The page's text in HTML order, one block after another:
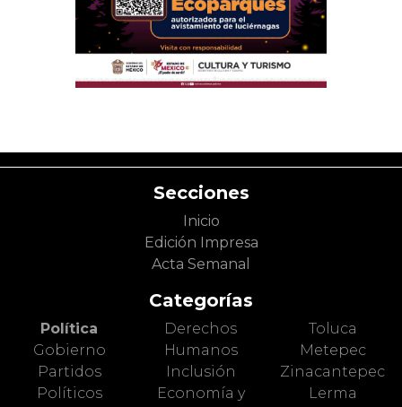
Secciones
Inicio
Edición Impresa
Acta Semanal
Categorías
Política
Gobierno
Partidos
Políticos
Derechos
Humanos
Inclusión
Economía y
Toluca
Metepec
Zinacantepec
Lerma